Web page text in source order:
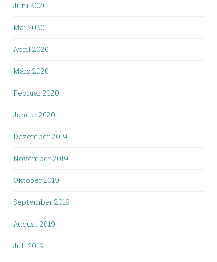
Juni 2020
Mai 2020
April 2020
März 2020
Februar 2020
Januar 2020
Dezember 2019
November 2019
Oktober 2019
September 2019
August 2019
Juli 2019